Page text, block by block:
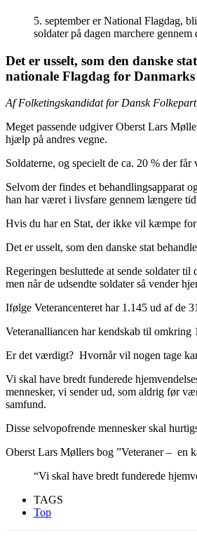
5. september er National Flagdag,
soldater på dagen marchere
Det er usselt, som den danske
nationale Flagdag for Danmarks
Af Folketingskandidat for Dansk
Meget passende udgiver Oberst Lars
hjælp på andres vegne.
Soldaterne, og specielt de ca. 20 % der
Selvom der findes et behandlingsapparat
han har været i livsfare gennem længere
Hvis du har en Stat, der ikke vil kæmpe
Det er usselt, som den danske stat
Regeringen besluttede at sende soldater
men når de udsendte soldater så vender
Ifølge Veterancenteret har 1.145 ud af de
Veteranalliancen har kendskab til omkring
Er det værdigt? Hvornår vil nogen tage
Vi skal have bredt funderede
mennesker, vi sender ud, som aldrig før
samfund.
Disse selvopofrende mennesker skal
Oberst Lars Møllers bog ”Veteraner – en
“Vi skal have bredt funderede
TAGS
Top